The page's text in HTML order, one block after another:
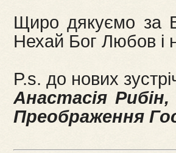
Щиро дякуємо за
Нехай Бог Любов і
P.s. до нових
Анастасія
Преображення